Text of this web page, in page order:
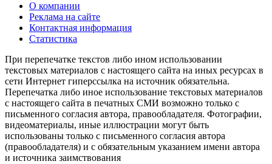
О компании
Реклама на сайте
Контактная информация
Статистика
При перепечатке текстов либо ином использовании
текстовых материалов с настоящего сайта на иных ресурсах в
сети Интернет гиперссылка на источник обязательна.
Перепечатка либо иное использование текстовых материалов
с настоящего сайта в печатных СМИ возможно только с
письменного согласия автора, правообладателя. Фотографии,
видеоматериалы, иные иллюстрации могут быть
использованы только с письменного согласия автора
(правообладателя) и с обязательным указанием имени автора
и источника заимствования